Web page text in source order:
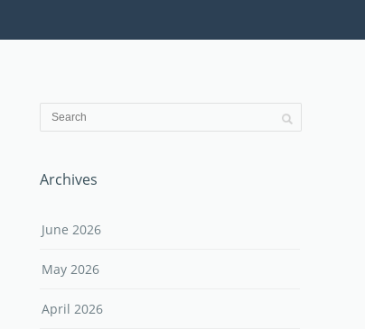
Archives
June 2026
May 2026
April 2026